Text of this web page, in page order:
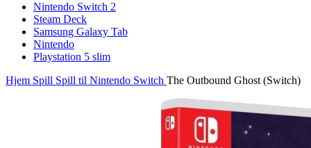
Nintendo Switch 2
Steam Deck
Samsung Galaxy Tab
Nintendo
Playstation 5 slim
Hjem Spill Spill til Nintendo Switch The Outbound Ghost (Switch)